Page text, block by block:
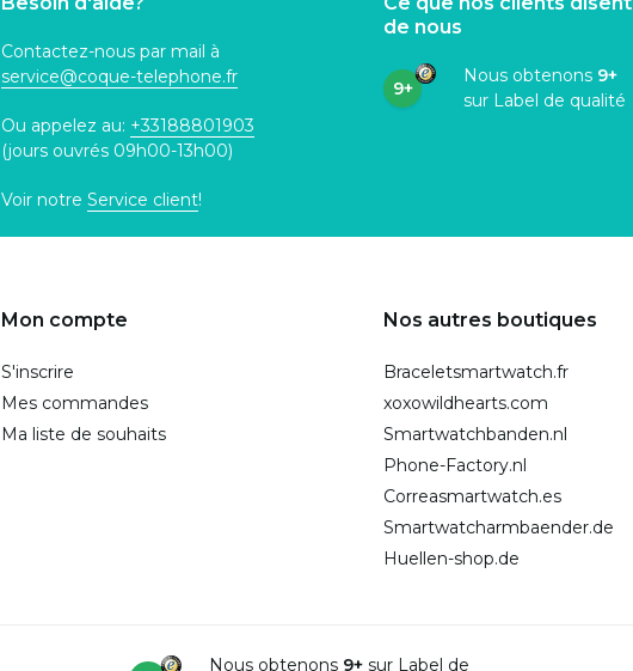
Contactez-nous par mail à
service@coque-telephone.fr
Ou appelez au: +33188801903
(jours ouvrés 09h00-13h00)
Voir notre Service client!
de nous
9+
Nous obtenons 9+
sur Label de qualité
Mon compte
S'inscrire
Mes commandes
Ma liste de souhaits
Nos autres boutiques
Braceletsmartwatch.fr
xoxowildhearts.com
Smartwatchbanden.nl
Phone-Factory.nl
Correasmartwatch.es
Smartwatcharmbaender.de
Huellen-shop.de
Nous obtenons 9+sur Label de